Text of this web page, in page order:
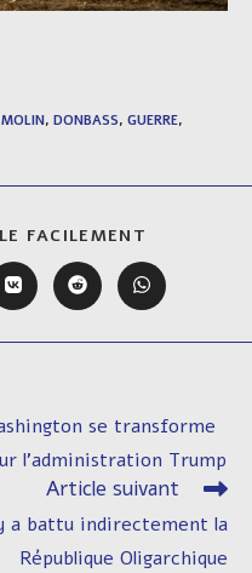
, DONBASS, GUERRE,
FACILEMENT
CE
CONTENU
Ouvrir
dans
autre
Ouvrir
dans
autre
Ouvrir
dans
autre
se transforme
l’administration Trump
Article suivant
a battu indirectement la
République Oligarchique